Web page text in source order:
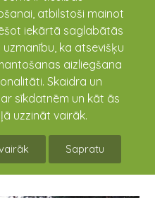
atbilstoši mainot
iekārtā saglabātās
ka atsevišķu
aizliegšana
Skaidra un
sīkdatnēm un kāt ās
uzzināt vairāk.
Sapratu
seriāls -